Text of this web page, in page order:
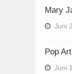
Mary
Juni
Pop Art
Juni